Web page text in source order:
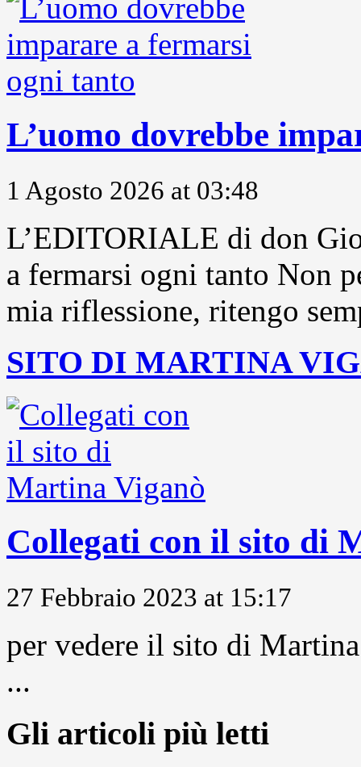
L’uomo dovrebbe
1 Agosto 2026 at 03:48
L’EDITORIALE di don
a fermarsi ogni tanto Non
mia riflessione, ritengo
SITO DI MARTINA
Collegati con il sito di
27 Febbraio 2023 at 15:17
per vedere il sito di
...
Gli articoli più letti